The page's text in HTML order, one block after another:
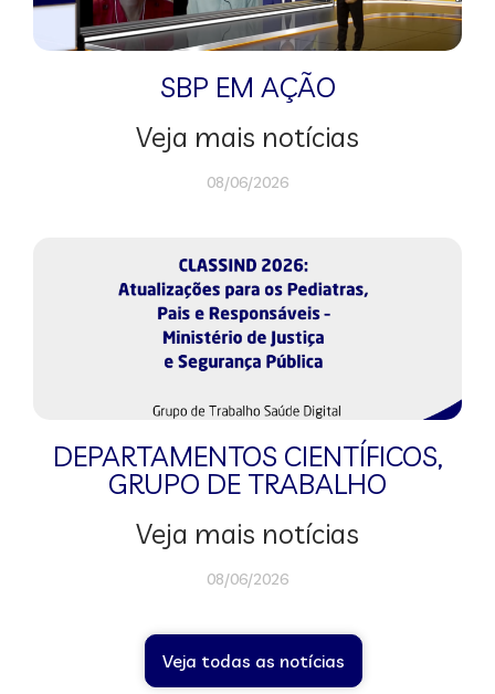
SBP EM AÇÃO
Veja mais notícias
08/06/2026
DEPARTAMENTOS CIENTÍFICOS,
GRUPO DE TRABALHO
Veja mais notícias
08/06/2026
Veja todas as notícias